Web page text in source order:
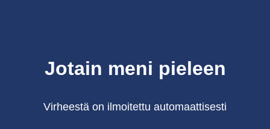
Jotain meni pieleen
Virheestä on ilmoitettu automaattisesti